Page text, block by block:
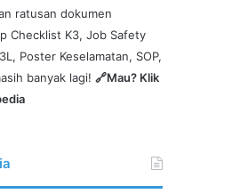
ratusan dokumen
Checklist K3, Job Safety
Poster Keselamatan, SOP,
banyak lagi!🔗Mau? Klik